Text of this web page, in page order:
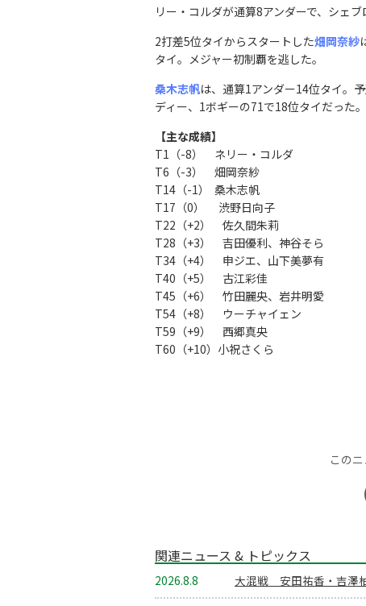
リー・コルダが通算8アンダーで、シェ
2打差5位タイからスタートした畑岡奈紗
タイ。メジャー初制覇を逃した。
桑木志帆は、通算1アンダー14位タイ。
ディー、1ボギーの71で18位タイだった。
【主な成績】
T1（-8） ネリー・コルダ
T6（-3） 畑岡奈紗
T14（-1） 桑木志帆
T17（0） 渋野日向子
T22（+2） 佐久間朱莉
T28（+3） 吉田優利、神谷そら
T34（+4） 申ジエ、山下美夢有
T40（+5） 古江彩佳
T45（+6） 竹田麗央、岩井明愛
T54（+8） ウーチャイェン
T59（+9） 西郷真央
T60（+10）小祝さくら
この
関連ニュース & トピックス
2026.8.8 大混戦 安田祐香・吉澤